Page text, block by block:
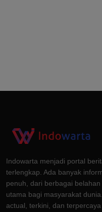
Indowarta menjadi portal
terlengkap. Ada banyak
penuh, dari berbagai
utama bagi masyarakat
actual, terkini, dan